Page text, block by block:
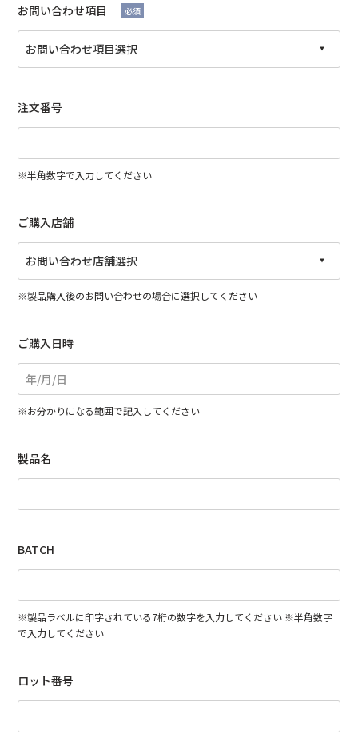
お問い合わせ項目 必須
注文番号
※半角数字で入力してください
ご購入店舗
※製品購入後のお問い合わせの場合に選択してください
ご購入日時
※お分かりになる範囲で記入してください
製品名
BATCH
※製品ラベルに印字されている7桁の数字を入力してください ※半角数字
で入力してください
ロット番号